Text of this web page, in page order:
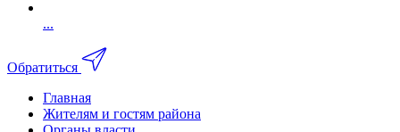
...
Обратиться
Главная
Жителям и гостям района